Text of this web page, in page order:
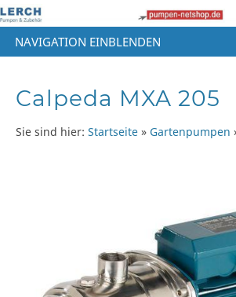
NAVIGATION EINBLENDEN
Calpeda MXA 205
Sie sind hier: Startseite » Gartenpumpen